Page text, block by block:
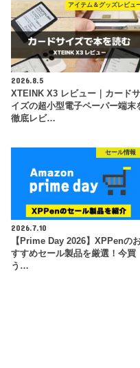
アイテム＆グッズレビュ
2026.8.5
XTEINK X3 レビュー｜カードサ
イズの超小型電子ペーパー端末
徹底レビ…
セール情報
2026.7.10
【Prime Day 2026】XPPenの
すすめセール製品を厳選！今買
う…